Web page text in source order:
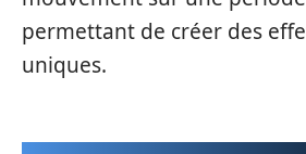
permettant de créer des
uniques.